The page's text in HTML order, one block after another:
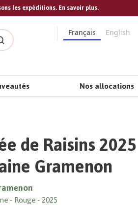
les expéditions. En savoir plus.
Rechercher
Français English
Nos allocations
de Raisins 2025
Gramenon
Rouge 2025